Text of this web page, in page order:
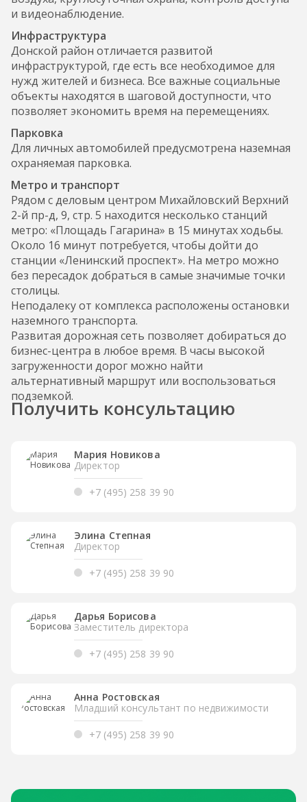
и видеонаблюдение.
Инфраструктура
Донской район отличается развитой
инфраструктурой, где есть все необходимое для
нужд жителей и бизнеса. Все важные социальные
объекты находятся в шаговой доступности, что
позволяет экономить время на перемещениях.
Парковка
Для личных автомобилей предусмотрена наземная
охраняемая парковка.
Метро и транспорт
Рядом с деловым центром Михайловский Верхний
2-й пр-д, 9, стр. 5 находится несколько станций
метро: «Площадь Гагарина» в 15 минутах ходьбы.
Около 16 минут потребуется, чтобы дойти до
станции «Ленинский проспект». На метро можно
без пересадок добраться в самые значимые точки
столицы.
Неподалеку от комплекса расположены остановки
наземного транспорта.
Развитая дорожная сеть позволяет добираться до
бизнес-центра в любое время. В часы высокой
загруженности дорог можно найти
альтернативный маршрут или воспользоваться
подземкой.
Получить консультацию
Мария Новикова
Директор
+7 (495) 258 39 90
Элина Степная
Директор
+7 (495) 258 39 90
Дарья Борисова
Заместитель директора
+7 (495) 258 39 90
Анна Ростовская
Младший консультант по недвижимости
+7 (495) 258 39 90